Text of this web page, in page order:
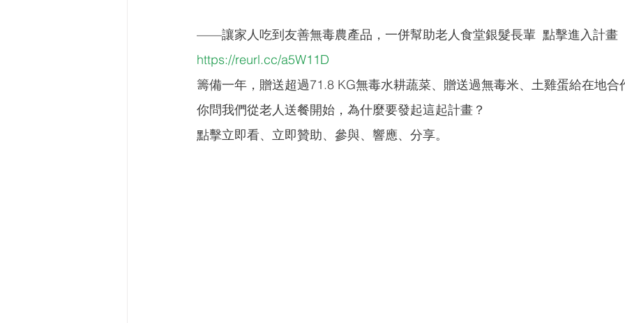
——讓家人吃到友善無毒農產品，一併幫助老人食堂銀髮長輩  點擊進入計畫
https://reurl.cc/a5W11D
籌備一年，贈送超過71.8 KG無毒水耕蔬菜、贈送過無毒米、土雞蛋給在地合
你問我們從老人送餐開始，為什麼要發起這起計畫？
點擊立即看、立即贊助、參與、響應、分享。